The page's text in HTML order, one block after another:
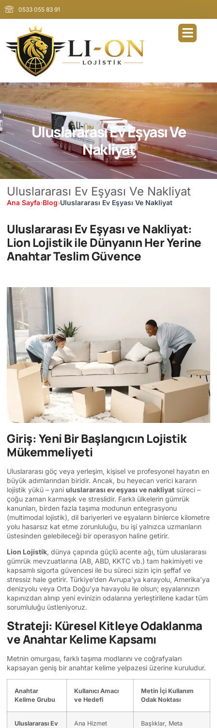
0533 055 83 91
Uluslararası Ev Eşyası Ve
Nakliyat
Uluslararası Ev Eşyası Ve Nakliyat
Ana Sayfa›Blog›Uluslararası Ev Eşyası Ve Nakliyat
Uluslararası Ev Eşyası ve Nakliyat:
Lion Lojistik ile Dünyanın Her Yerine
Anahtar Teslim Güvence
Giriş: Yeni Bir Başlangıcın Lojistik
Mükemmeliyeti
Uluslararası göç veya yerleşim, kişisel ve profesyonel hayatın en
büyük adımlarından biridir. Ancak, bu heyecan verici kararın
lojistik yükü – yani uluslararası ev eşyası ve nakliyat süreci –
çoğu zaman karmaşık ve streslidir. Farklı ülkelerin gümrük
kanunları, birden fazla taşıma modunun entegrasyonu
(multimodal lojistik), dil bariyerleri ve eşyaların binlerce kilometre
yolu hasarsız kat etme zorunluluğu, bu işi yalnızca uzmanların
üstesinden gelebileceği bir operasyon haline getirir.
Lion Lojistik, dünya çapında güçlü acente ağı, tüm uluslararası
gümrük mevzuatlarına (AB, ABD, KKTC vb.) tam hakimiyeti ve
kapsamlı sigorta güvencesi ile bu süreci sizin için şeffaf ve
stressiz hale getirir. Türkiye’den Avrupa’ya karayolu, Amerika’ya
denizyolu veya Orta Doğu’ya havayolu ile olsun; eşyalarınızın
kapınızdan alınıp yeni evinizin odalarına yerleştirilene kadar tüm
sorumluluğu üstleniyoruz.
Strateji: Küresel Kitleye Odaklanma
ve Anahtar Kelime Kapsamı
Metnin omurgası, farklı taşıma modlarını ve coğrafyaları
kapsayan geniş bir anahtar kelime yelpazesi üzerine kuruludur.
Anahtar
Kelime Grubu
Kullanıcı Amacı
ve Hedefi
Metin İçi Kullanım
Odak Noktası
Uluslararası Ev
Ana Hizmet
Başlıklar, Meta